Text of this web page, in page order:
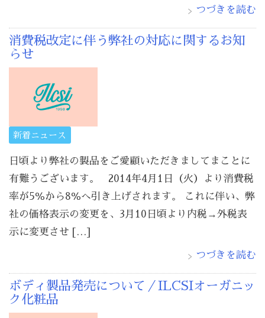
つづきを読む
消費税改定に伴う弊社の対応に関するお知
らせ
新着ニュース
日頃より弊社の製品をご愛顧いただきましてまことに
有難うございます。 2014年4月1日（火）より消費税
率が5％から8％へ引き上げされます。 これに伴い、弊
社の価格表示の変更を、3月10日頃より内税→外税表
示に変更させ […]
つづきを読む
ボディ製品発売について／ILCSIオーガニッ
ク化粧品